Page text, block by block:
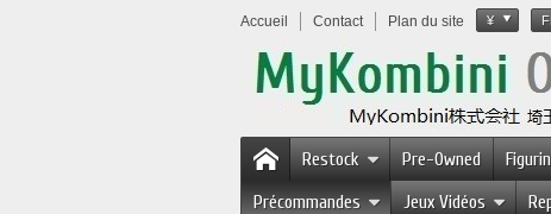
Accueil Contact Plan du site ¥
Restock Pre-Owned
Précommandes
Jeux Vidéos